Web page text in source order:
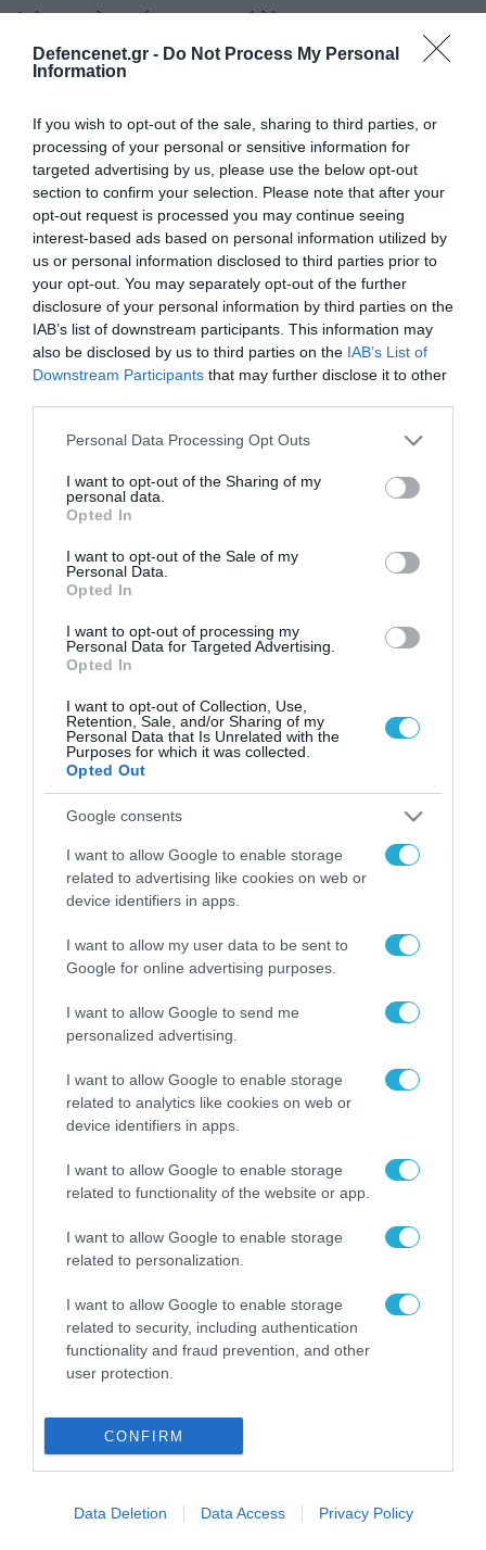
Defencenet.gr - Do Not Process My Personal
Information
If you wish to opt-out of the sale, sharing to third parties, or
processing of your personal or sensitive information for
targeted advertising by us, please use the below opt-out
section to confirm your selection. Please note that after your
opt-out request is processed you may continue seeing
interest-based ads based on personal information utilized by
us or personal information disclosed to third parties prior to
your opt-out. You may separately opt-out of the further
disclosure of your personal information by third parties on the
IAB’s list of downstream participants. This information may
also be disclosed by us to third parties on the IAB’s List of
Downstream Participants that may further disclose it to other
Please note that this website/app uses one or more Google
not limited to your visit or usage behaviour. You may click to
grant or deny consent to Google and its third-party tags to
use your data for below specified purposes in below Google
consent section.
Personal Data Processing Opt Outs
I want to opt-out of the Sharing of my
personal data.
Opted In
I want to opt-out of the Sale of my
Personal Data.
Opted In
I want to opt-out of processing my
Personal Data for Targeted Advertising.
Opted In
I want to opt-out of Collection, Use,
Retention, Sale, and/or Sharing of my
Personal Data that Is Unrelated with the
Purposes for which it was collected.
Opted Out
Google consents
I want to allow Google to enable storage
related to advertising like cookies on web or
device identifiers in apps.
I want to allow my user data to be sent to
Google for online advertising purposes.
I want to allow Google to send me
personalized advertising.
I want to allow Google to enable storage
related to analytics like cookies on web or
device identifiers in apps.
I want to allow Google to enable storage
related to functionality of the website or app.
I want to allow Google to enable storage
related to personalization.
I want to allow Google to enable storage
related to security, including authentication
functionality and fraud prevention, and other
user protection.
CONFIRM
Data Deletion Data Access Privacy Policy
Δείτε αναλυτικά την σχετική λίστα
Ταξίαρχους και Συνταγματάρχες
Τι αναφέρει η απόφαση του Ανωτάτου Στρατιωτικού
Συμβουλίου (ΑΣΣ)
04.03.2023 | 10:47
Έκτακτες κρίσεις συνταγματαρχών στον
Στρατό Ξηράς: Ποιοι προάγονται και ποιοι
αποστρατεύονται
Αναλυτικά οι αποφάσεις
FOCUS ON
09.08.2026 | 02:02
Ισραηλινές δυνάμεις εισήλθαν
σε χωριό του νότιου Λιβάνου
Τουρκία: Ζητά